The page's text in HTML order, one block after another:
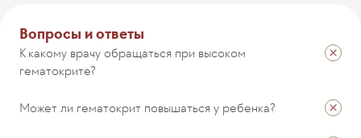
Вопросы и ответы
К какому врачу обращаться при высоком
гематокрите?
Может ли гематокрит повышаться у ребенка?